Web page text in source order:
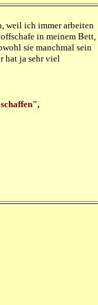
weil ich immer arbeiten
in meinem Bett,
sie manchmal sein
hat ja sehr viel